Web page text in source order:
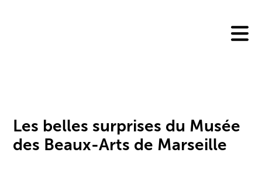
Les belles surprises du Musée
des Beaux-Arts de Marseille